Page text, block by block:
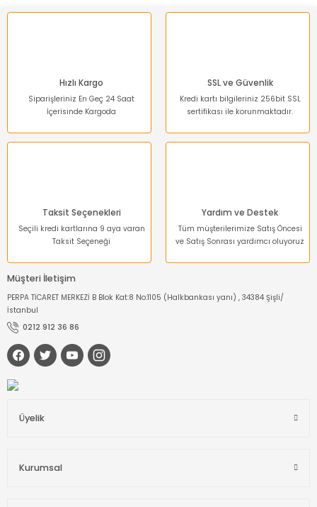
Ürün bilgilerinde hatalar bulunuyor.
Hızlı Kargo
Siparişleriniz En Geç 24 Saat
İçerisinde Kargoda
SSL ve Güvenlik
Kredi kartı bilgileriniz 256bit SSL
sertifikası ile korunmaktadır.
Taksit Seçenekleri
Seçili kredi kartlarına 9 aya varan
Taksit Seçeneği
Yardım ve Destek
Tüm müşterilerimize Satış Öncesi
ve Satış Sonrası yardımcı oluyoruz
Müşteri İletişim
PERPA TİCARET MERKEZİ B Blok Kat:8 No:1105 (Halkbankası yanı) , 34384 Şişli/
İstanbul
0212 912 36 86
Üyelik
Kurumsal